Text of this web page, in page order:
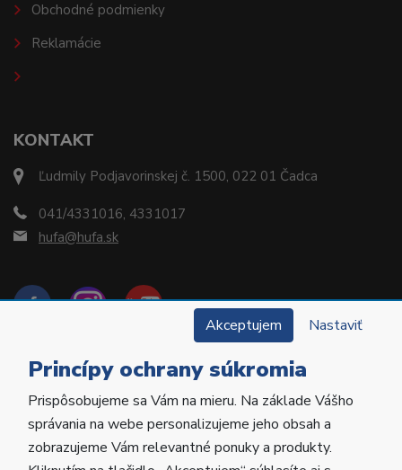
KONTAKT
Ľudmily Podjavorinskej č. 1500, 022 01 Čadca
041/4331016, 4331017
hufa@hufa.sk
Obchodné podmienky
Reklamácie
Copyright © 2022 Hu-Fa Dental a.s. Všetky práva
vyhradené.
Akceptujem Nastaviť
Princípy ochrany súkromia
Prispôsobujeme sa Vám na mieru. Na základe Vášho
správania na webe personalizujeme jeho obsah a
zobrazujeme Vám relevantné ponuky a produkty.